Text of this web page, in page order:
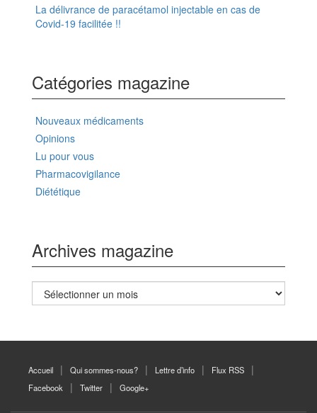
La délivrance de paracétamol injectable en cas de
Covid-19 facilitée !!
Catégories magazine
Nouveaux médicaments
Opinions
Lu pour vous
Pharmacovigilance
Diététique
Archives magazine
Archives
magazine
Accueil Qui sommes-nous? Lettre d’info
Flux RSS
Facebook
Twitter Google+